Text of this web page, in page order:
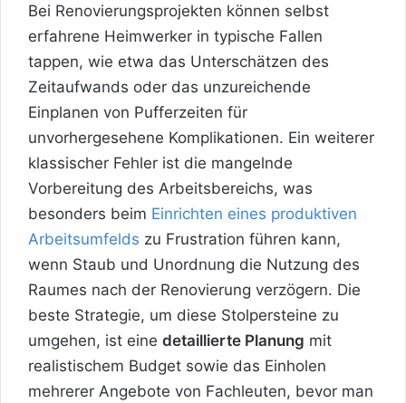
Bei Renovierungsprojekten können selbst
erfahrene Heimwerker in typische Fallen
tappen, wie etwa das Unterschätzen des
Zeitaufwands oder das unzureichende
Einplanen von Pufferzeiten für
unvorhergesehene Komplikationen. Ein weiterer
klassischer Fehler ist die mangelnde
Vorbereitung des Arbeitsbereichs, was
besonders beim Einrichten eines produktiven
Arbeitsumfelds zu Frustration führen kann,
wenn Staub und Unordnung die Nutzung des
Raumes nach der Renovierung verzögern. Die
beste Strategie, um diese Stolpersteine zu
umgehen, ist eine detaillierte Planung mit
realistischem Budget sowie das Einholen
mehrerer Angebote von Fachleuten, bevor man